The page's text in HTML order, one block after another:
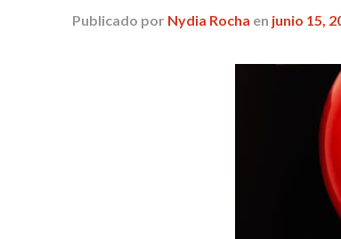
Publicado por Nydia Rocha en junio 15,